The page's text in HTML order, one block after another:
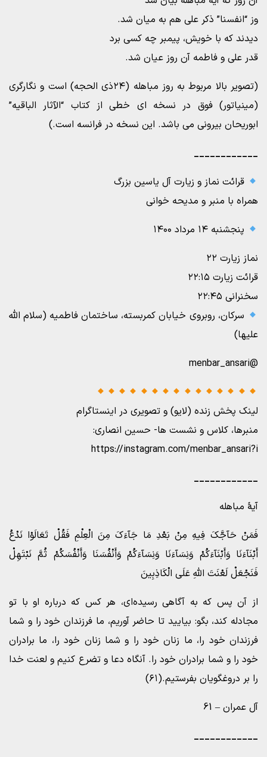
وز “انفسنا” ذکر علی هم به میان شد.
دیدند که با خویش، پیمبر چه کسی برد
قدر علی و فاطمه آن روز عیان شد.
(تصویر بالا مربوط به روز مباهله (۲۴ذی الحجه) است و نگارگری
(مینیاتور) فوق در نسخه ای خطی از کتاب “الآثار الباقیه”
ابوریحان بیرونی می باشد. این نسخه در فرانسه است.)
____________
قرائت نماز و زیارت آل یاسین بزرگ
همراه با منبر و مدیحه خوانی
پنجشنبه ۱۴ مرداد ۱۴۰۰
نماز زیارت ۲۲
قرائت زیارت ۲۲:۱۵
سخنرانی ۲۲:۴۵
سرکان، روبروی خیابان کمربسته، ساختمان فاطمیه (سلام الله
علیها)
@menbar_ansari
لینک پخش زنده (لایو) و تصویری در اینستاگرام
منبرها، کلاس و نشست ها- حسین انصاری:
https://instagram.com/menbar_ansari?i
____________
آیۀ مباهله
فَمَنْ حَآجَّکَ فِیهِ مِنْ بَعْدِ مَا جَآءَکَ مِنَ الْعِلْمِ فَقُلْ تَعَالَوْا نَدْعُ
أَبْنَآءَنَا وَأَبْنَآءَکُمْ وَنِسَآءَنَا وَنِسَآءَکُمْ وَأَنْفُسَنَا وَأَنْفُسَکُمْ ثُمَّ نَبْتَهِلْ
فَنَجْعَلْ لَعْنَتَ اللَّهِ عَلَى الْکَاذِبِینَ
از آن پس که به آگاهی رسیده‌ای، هر کس که درباره او با تو
مجادله کند، بگو: بیایید تا حاضر آوریم، ما فرزندان خود را و شما
فرزندان خود را، ما زنان خود را و شما زنان خود را، ما برادران
خود را و شما برادران خود را. آنگاه دعا و تضرع کنیم و لعنت خدا
را بر دروغگویان بفرستیم.(۶۱)
آل عمران – 61
____________